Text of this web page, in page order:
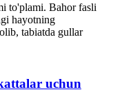
to'plami. Bahor fasli
hayotning
tabiatda gullar
uchun